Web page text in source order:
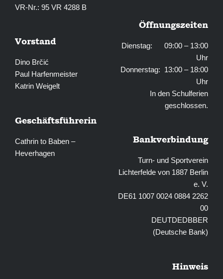
VR-Nr.: 95 VR 4288 B
Vorstand
Dino Brčić
Paul Harfenmeister
Katrin Weigelt
Geschäftsführerin
Cathrin to Baben –
Heverhagen
Öffnungszeiten
Dienstag: 09:00 – 13:00
Uhr
Donnerstag: 13:00 – 18:00
Uhr
In den Schulferien
geschlossen.
Bankverbindung
Turn- und Sportverein
Lichterfelde von 1887 Berlin
e. V.
DE61 1007 0024 0884 2262
00
DEUTDEDBBER
(Deutsche Bank)
Hinweis